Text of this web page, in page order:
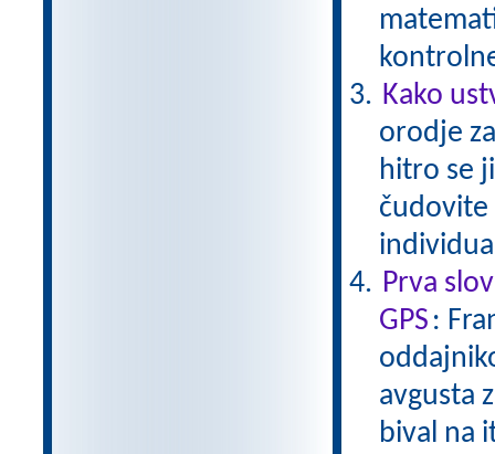
Kako
orodje
hitro se
čudovite
Prva
GPS :
avgusta
bival na